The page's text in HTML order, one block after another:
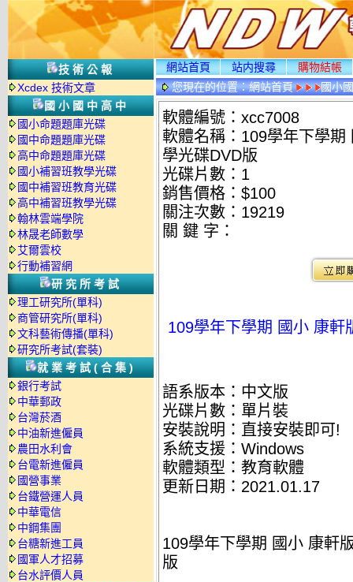
技術公報
Xcdex 技術文章
國小國中高中
國小命題題庫光碟
國中命題題庫光碟
高中命題題庫光碟
國小補習班教學光碟
國中補習班教育光碟
高中補習班教學光碟
翰林雲端學院
林晟老師數學
艾爾雲校
行動補習網
研究所考試
理工研究所(單科)
商管研究所(單科)
文科藝術傳播(單科)
研究所考試(套裝)
就業考試(合集)
銀行考試
中華郵政
台灣菸酒
中油新進僱員
農田水利會
台電新進僱員
國營事業
台鐵營運人員
中華電信
中鋼集團
台糖新進工員
國軍人才招募
台水評價人員
網站首頁 站内搜尋
購物結帳
您現在的位置：網站首頁 國小
軟體編號：xcc7008
軟體名稱：109學年下學
學光碟DVD版
光碟片數：1
銷售價格：$100
關注次數： 19219
關 鍵 字：
109學年下學期 國小 康軒
語系版本：中文版
光碟片數：單片裝
安裝說明：直接安裝即可!
系統支援：Windows
軟體類型：教育軟體
更新日期：2021.01.17
109學年下學期 國小 康軒
版